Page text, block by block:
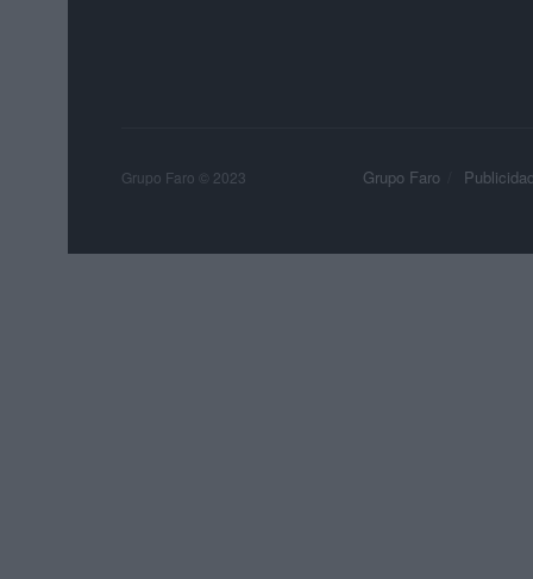
Grupo Faro Publicidad
Grupo Faro © 2023